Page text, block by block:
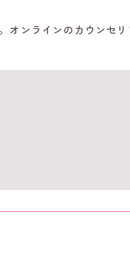
オンラインのカウンセ